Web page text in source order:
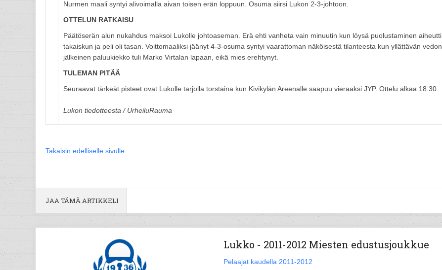
Nurmen maali syntyi alivoimalla aivan toisen erän loppuun. Osuma siirsi Lukon 2-3-johtoon.
OTTELUN RATKAISU
Päätöserän alun nukahdus maksoi Lukolle johtoaseman. Erä ehti vanheta vain minuutin kun löysä puolustaminen aiheutti
takaiskun ja peli oli tasan. Voittomaaliksi jäänyt 4-3-osuma syntyi vaarattoman näköisestä tilanteesta kun yllättävän vedon
jälkeinen paluukiekko tuli Marko Virtalan lapaan, eikä mies erehtynyt.
TULEMAN PITÄÄ
Seuraavat tärkeät pisteet ovat Lukolle tarjolla torstaina kun Kivikylän Areenalle saapuu vieraaksi JYP. Ottelu alkaa 18:30.
Lukon tiedotteesta / UrheiluRauma
Takaisin edelliselle sivulle
JAA TÄMÄ ARTIKKELI
Lukko - 2011-2012 Miesten edustusjoukkue
Pelaajat kaudella 2011-2012